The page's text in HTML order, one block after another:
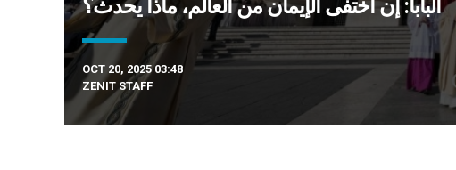
البابا: إن اختفى الإيمان من العالم، ماذا يحدث؟
OCT 20, 2025 03:48
ZENIT STAFF